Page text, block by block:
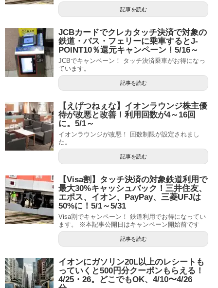
記事を読む
JCBカードでクレカタッチ決済で対象の
鉄道・バス・フェリーに乗車するとJ-
POINT10％還元キャンペーン！5/16～
JCBでキャンペーン！ タッチ決済乗車がお得になっ
ています。
記事を読む
【えげつねぇな】イオンラウンジ株主優
待が改悪と改善！利用回数が4～16回
に。5/1～
イオンラウンジが改悪！ 回数制限が設定されまし
た。
記事を読む
【Visa割】タッチ決済の対象鉄道利用で
最大30%キャッシュバック！三井住友、
エポス、イオン、PayPay、三菱UFJは
50%に！5/1～5/31
Visa割でキャンペーン！ 鉄道利用でお得になってい
ます。 ※本記事公開日はキャンペーン開始前です
記事を読む
イオンにガソリン20L以上のレシートも
っていくと500円分クーポンもらえる！
4/25・26。どこでもOK、4/10〜4/26